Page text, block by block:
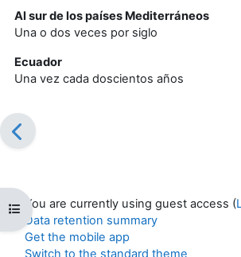
Open course index
Al sur de los países Mediterráneos
Una o dos veces por siglo
Ecuador
Una vez cada doscientos años
You are currently using guest access (
Data retention summary
Get the mobile app
Switch to the standard theme